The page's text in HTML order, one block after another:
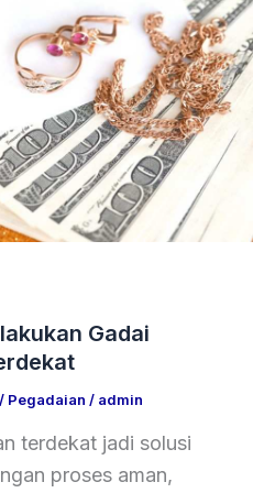
Gadai
/ Pegadaian / admin
terdekat jadi solusi
proses aman,